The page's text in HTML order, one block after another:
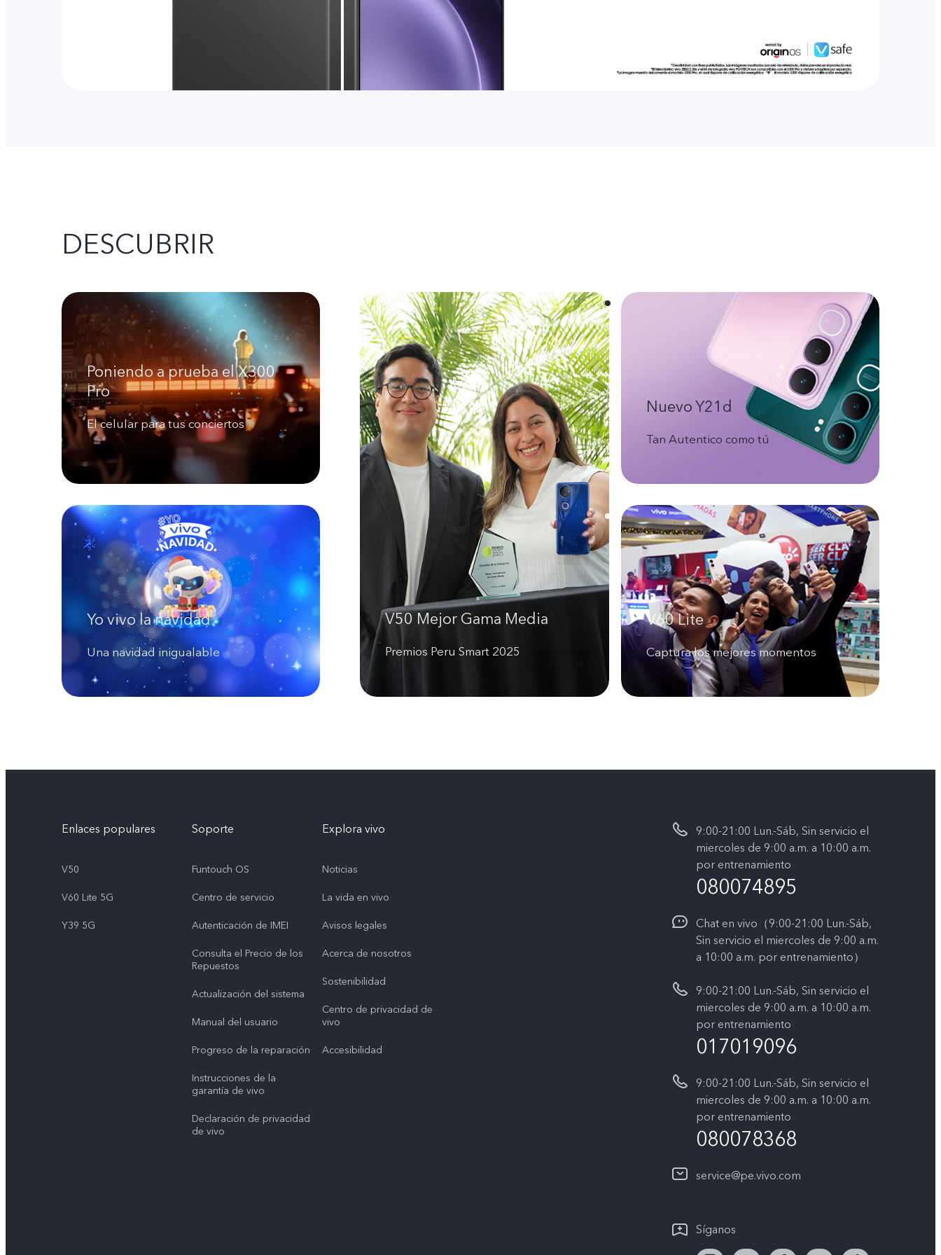
DESCUBRIR
Poniendo a prueba el X300
Pro
El celular para tus conciertos
V50 Mejor Gama Media
Premios Peru Smart 2025
Nuevo Y21d
Tan Autentico como tú
Yo vivo la navidad
Una navidad inigualable
V60 Lite
Captura los mejores momentos
Enlaces populares
V50
V60 Lite 5G
Y39 5G
Soporte
Funtouch OS
Centro de servicio
Autenticación de IMEI
Consulta el Precio de los
Repuestos
Actualización del sistema
Manual del usuario
Progreso de la reparación
Instrucciones de la
garantía de vivo
Declaración de privacidad
de vivo
Explora vivo
Noticias
La vida en vivo
Avisos legales
Acerca de nosotros
Sostenibilidad
Centro de privacidad de
vivo
Accesibilidad
9:00-21:00 Lun.-Sáb, Sin servicio el
miercoles de 9:00 a.m. a 10:00 a.m.
por entrenamiento
080074895
Chat en vivo（9:00-21:00 Lun.-Sáb,
Sin servicio el miercoles de 9:00 a.m.
a 10:00 a.m. por entrenamiento）
9:00-21:00 Lun.-Sáb, Sin servicio el
miercoles de 9:00 a.m. a 10:00 a.m.
por entrenamiento
017019096
9:00-21:00 Lun.-Sáb, Sin servicio el
miercoles de 9:00 a.m. a 10:00 a.m.
por entrenamiento
080078368
service@pe.vivo.com
Síganos